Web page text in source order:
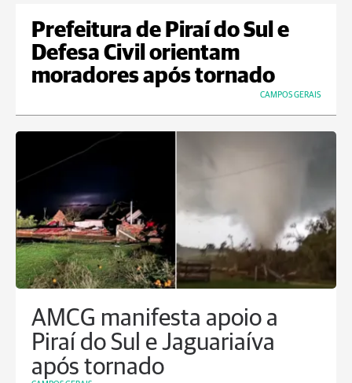
Prefeitura de Piraí do Sul e
Defesa Civil orientam
moradores após tornado
CAMPOS GERAIS
AMCG manifesta apoio a
Piraí do Sul e Jaguariaíva
após tornado